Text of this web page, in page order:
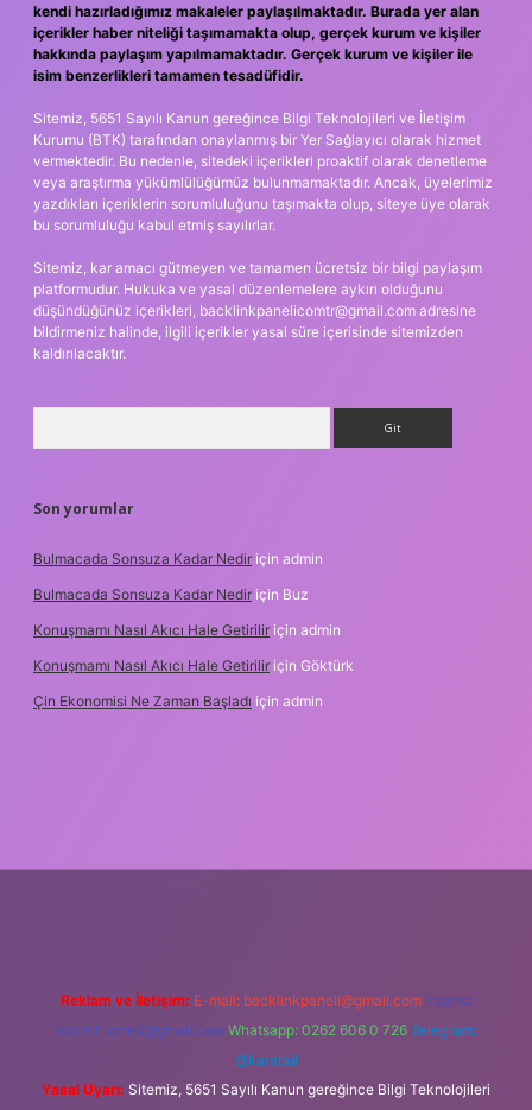
kendi hazırladığımız makaleler paylaşılmaktadır. Burada yer alan
içerikler haber niteliği taşımamakta olup, gerçek kurum ve kişiler
hakkında paylaşım yapılmamaktadır. Gerçek kurum ve kişiler ile
isim benzerlikleri tamamen tesadüfidir.
Sitemiz, 5651 Sayılı Kanun gereğince Bilgi Teknolojileri ve İletişim
Kurumu (BTK) tarafından onaylanmış bir Yer Sağlayıcı olarak hizmet
vermektedir. Bu nedenle, sitedeki içerikleri proaktif olarak denetleme
veya araştırma yükümlülüğümüz bulunmamaktadır. Ancak, üyelerimiz
yazdıkları içeriklerin sorumluluğunu taşımakta olup, siteye üye olarak
bu sorumluluğu kabul etmiş sayılırlar.
Sitemiz, kar amacı gütmeyen ve tamamen ücretsiz bir bilgi paylaşım
platformudur. Hukuka ve yasal düzenlemelere aykırı olduğunu
düşündüğünüz içerikleri, backlinkpanelicomtr@gmail.com adresine
bildirmeniz halinde, ilgili içerikler yasal süre içerisinde sitemizden
kaldırılacaktır.
Son yorumlar
Bulmacada Sonsuza Kadar Nedir için admin
Bulmacada Sonsuza Kadar Nedir için Buz
Konuşmamı Nasıl Akıcı Hale Getirilir için admin
Konuşmamı Nasıl Akıcı Hale Getirilir için Göktürk
Çin Ekonomisi Ne Zaman Başladı için admin
Reklam ve İletişim: E-mail: backlinkpaneli@gmail.com Teams:
forumhizmeti@gmail.com Whatsapp: 0262 606 0 726 Telegram:
@karabul
Yasal Uyarı: Sitemiz, 5651 Sayılı Kanun gereğince Bilgi Teknolojileri